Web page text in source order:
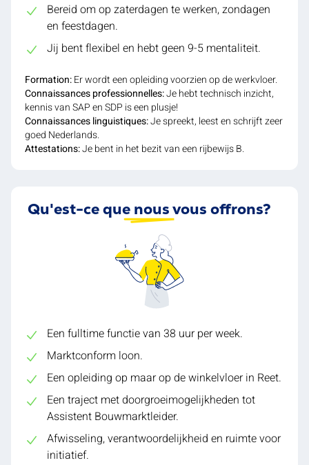
Bereid om op zaterdagen te werken, zondagen
en feestdagen.
Jij bent flexibel en hebt geen 9-5 mentaliteit.
Formation:Er wordt een opleiding voorzien op de werkvloer.
Connaissances professionnelles:Je hebt technisch inzicht,
kennis van SAP en SDP is een plusje!
Connaissances linguistiques:Je spreekt, leest en schrijft zeer
goed Nederlands.
Attestations:Je bent in het bezit van een rijbewijs B.
Qu'est-ce que nous vous offrons?
Een fulltime functie van 38 uur per week.
Marktconform loon.
Een opleiding op maar op de winkelvloer in Reet.
Een traject met doorgroeimogelijkheden tot
Assistent Bouwmarktleider.
Afwisseling, verantwoordelijkheid en ruimte voor
initiatief.